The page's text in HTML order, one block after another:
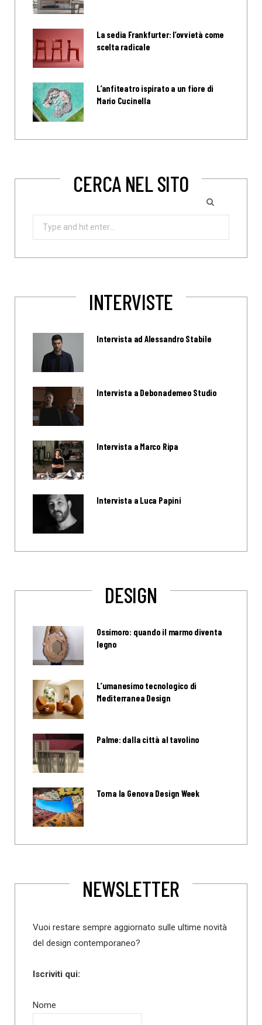
La sedia Frankfurter: l’ovvietà come
scelta radicale
L’anfiteatro ispirato a un fiore di
Mario Cucinella
CERCA NEL SITO
Search
INTERVISTE
Intervista ad Alessandro Stabile
Intervista a Debonademeo Studio
Intervista a Marco Ripa
Intervista a Luca Papini
DESIGN
Ossimoro: quando il marmo diventa
legno
L’umanesimo tecnologico di
Mediterranea Design
Palme: dalla città al tavolino
Torna la Genova Design Week
NEWSLETTER
Vuoi restare sempre aggiornato sulle ultime novità
del design contemporaneo?
Iscriviti qui:
Nome